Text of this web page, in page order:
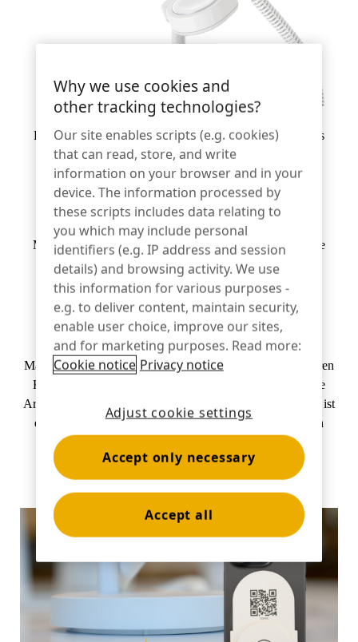
Bildung
Kompatibel mit jedem Telefon oder Wearable, das natives
magnetisches Laden unterstützt.
Mit OneKEY™ können die Mitarbeiter für routinemäßige
Sicherheitsentfernungen schnell entschärft werden.
Merkmale und Vorteile
MagStand ist die perfekte Lösung für Einzelhändler, die ihren
Kunden ein hautnahes Erlebnis bieten und gleichzeitig die
Arbeitsabläufe ihrer Mitarbeiter rationalisieren möchten. Es ist
einfach zu installieren und neu zu sortieren, wodurch sich
wiederholende Aufgaben beschleunigt werden.
Why we use cookies and
other tracking technologies?
Our site enables scripts (e.g. cookies)
that can read, store, and write
information on your browser and in your
device. The information processed by
these scripts includes data relating to
you which may include personal
identifiers (e.g. IP address and session
details) and browsing activity. We use
this information for various purposes -
e.g. to deliver content, maintain security,
enable user choice, improve our sites,
and for marketing purposes. Read more:
Cookie notice Privacy notice
Adjust cookie settings
Accept only necessary
Accept all